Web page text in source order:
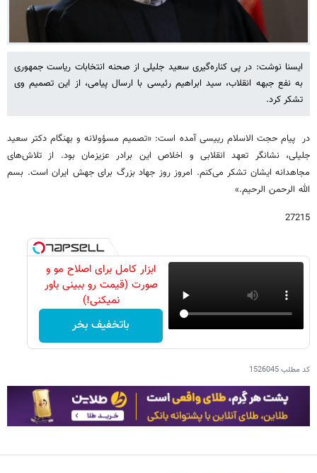
ایسنا نوشت: در پی کناره‌گیری سعید جلیلی از صحنه انتخابات ریاست جمهوری
به نفع جبهه انقلاب، سید ابراهیم رئیسی با ارسال پیامی، از این تصمیم وی
تشکر کرد.
در پیام حجت الاسلام رییسی آمده است: «تصمیم مسؤولانه و بهنگام دکتر سعید
جلیلی، نشانگر تعهد انقلابی و اخلاص این برادر عزیزمان بود. از تلاش‌های
مجاهدانه ایشان تشکر می‌کنم. امروز روز جهاد بزرگ برای جهش ایران است. بسم
الله الرحمن الرحیم.»
27215
ابزار کامل برای اصلاح مو و
صورت (قیمت رو ببینی باور
نمیکنی!)
باتخفیف بخر
کد مطلب1526045